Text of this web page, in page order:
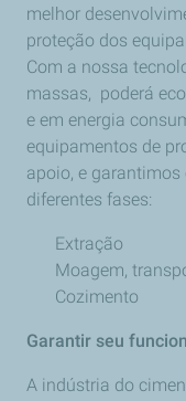
melhor
proteção dos
Com a nossa
massas, poderá
e em energia
equipamentos de
apoio, e
diferentes fases:
Extração
Moagem,
Cozimento
Garantir seu
A indústria do